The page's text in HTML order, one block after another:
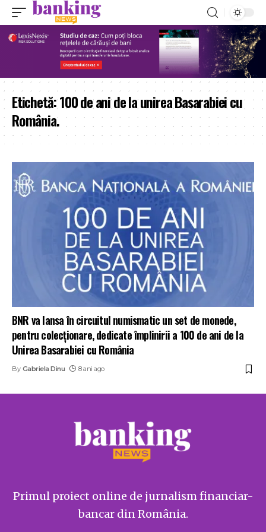
Etichetă:100 de ani de la unirea Basarabiei cu
România.
BNR va lansa în circuitul numismatic un set de monede,
pentru colecționare, dedicate împlinirii a 100 de ani de la
Unirea Basarabiei cu România
By Gabriela Dinu 8 ani ago
Primul proiect online de jurnalism financiar-
bancar din România.